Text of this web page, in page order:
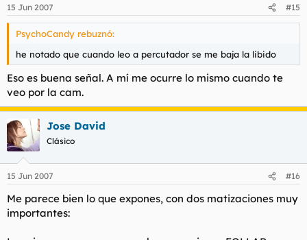
15 Jun 2007 #15
PsychoCandy rebuznó:
he notado que cuando leo a percutador se me baja la libido
Eso es buena señal. A mí me ocurre lo mismo cuando te
veo por la cam.
Jose David
Clásico
15 Jun 2007 #16
Me parece bien lo que expones, con dos matizaciones muy
importantes: